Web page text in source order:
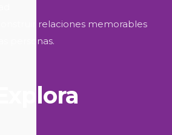
relaciones memorables
personas.
Explora